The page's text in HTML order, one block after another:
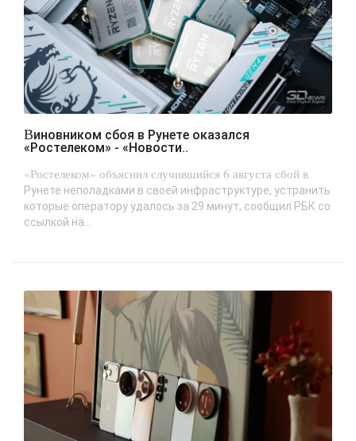
Виновником сбоя в Рунете оказался
«Ростелеком» - «Новости..
«Ростелеком» объяснил случившийся 6 августа сбой в
Рунете неполадками в своей инфраструктуре, устранить
которые оператору удалось за 29 минут, сообщил РБК со
ссылкой на...